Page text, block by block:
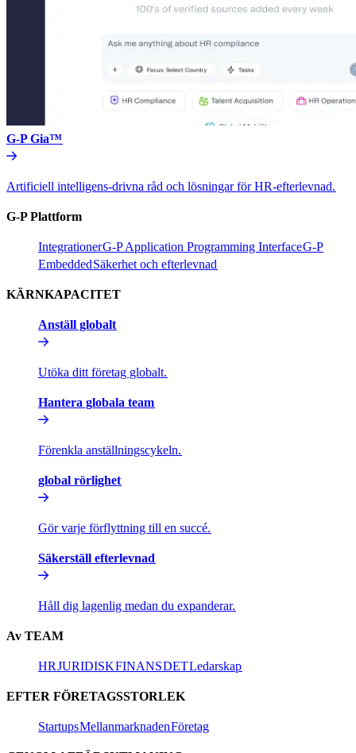
G-P Gia™​​
Artificiell intelligens-drivna råd och lösningar för HR-efterlevnad.​​
G-P Plattform​​
Integrationer​​G-P Application Programming Interface​​G-P
Embedded​​Säkerhet och efterlevnad​​
KÄRNKAPACITET​​
Anställ globalt​​
Utöka ditt företag globalt.​​
Hantera globala team​​
Förenkla anställningscykeln.​​
global rörlighet​​
Gör varje förflyttning till en succé.​​
Säkerställ efterlevnad​​
Håll dig lagenlig medan du expanderar.​​
Av TEAM​​
HR​​JURIDISK​​FINANS​​DET​​Ledarskap​​
EFTER FÖRETAGSSTORLEK​​
Startups​​Mellanmarknaden​​Företag​​